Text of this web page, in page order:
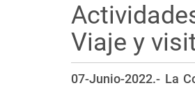
Viaje y
07-Junio-2022.- La